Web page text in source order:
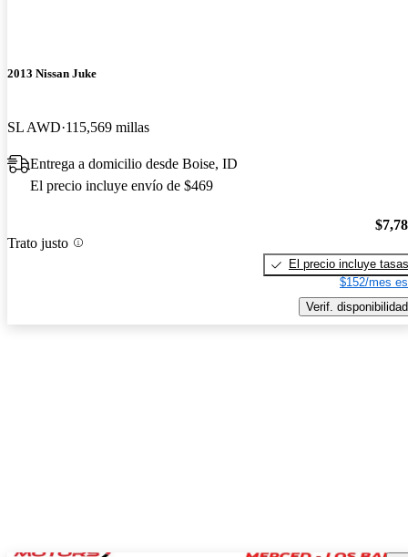
2013 Nissan Juke
SL AWD 115,569 millas
Entrega a domicilio desde Boise, ID
El precio incluye envío de $469
Trato justo
El precio incluye tasas
$152/mes
Verif. disponibilidad